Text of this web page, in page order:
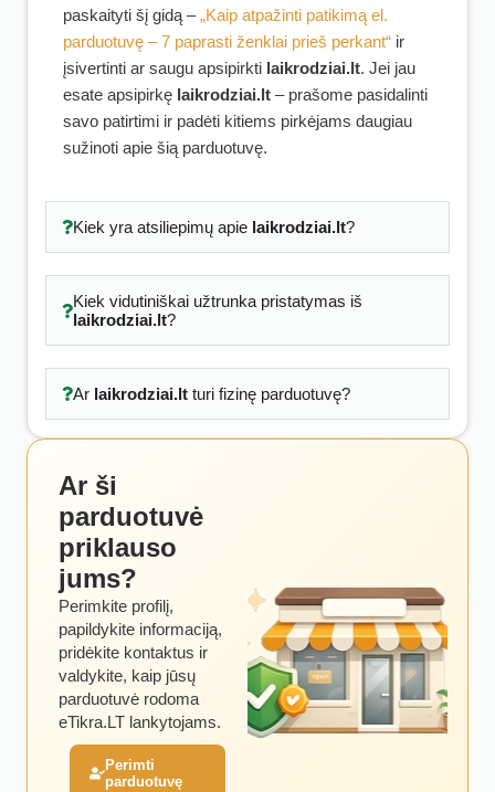
paskaityti šį gidą –„Kaip atpažinti patikimą el.
parduotuvę – 7 paprasti ženklai prieš perkant“ ir
įsivertinti ar saugu apsipirkti laikrodziai.lt. Jei jau
esate apsipirkę laikrodziai.lt – prašome pasidalinti
savo patirtimi ir padėti kitiems pirkėjams daugiau
sužinoti apie šią parduotuvę.
Kiek yra atsiliepimų apie laikrodziai.lt?
Kiek vidutiniškai užtrunka pristatymas iš
laikrodziai.lt?
Ar laikrodziai.ltturi fizinę parduotuvę?
Ar ši
parduotuvė
priklauso
jums?
Perimkite profilį,
papildykite informaciją,
pridėkite kontaktus ir
valdykite, kaip jūsų
parduotuvė rodoma
eTikra.LT lankytojams.
Perimti
parduotuvę